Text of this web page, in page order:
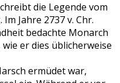
die Legende vom
Jahre 2737 v. Chr.
bedachte Monarch
er dies üblicherweise
ermüdet war,